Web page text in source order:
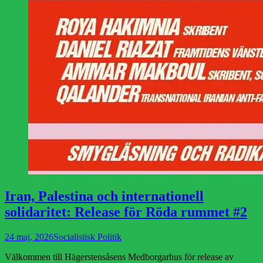
Iran, Palestina och internationell
solidaritet: Release för Röda rummet #2
Publicerad
24 maj, 2026Författare
Socialistisk Politik
Välkommen till Hägerstensåsens Medborgarhus för release av